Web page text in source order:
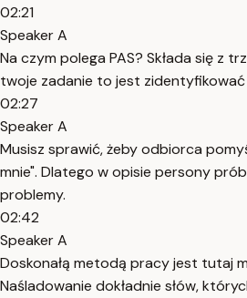
02:21
Speaker A
Na czym polega PAS? Składa się z
twoje zadanie to jest zidentyfikować
02:27
Speaker A
Musisz sprawić, żeby odbiorca
mnie". Dlatego w opisie persony
problemy.
02:42
Speaker A
Doskonałą metodą pracy jest tutaj
Naśladowanie dokładnie słów,